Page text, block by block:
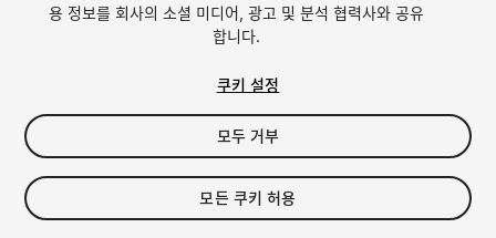
FREE
47viewsin the past week
용 정보를 회사의 소셜 미디어, 광고 및 분석 협력사와 공유
합니다.
쿠키 설정
모두 거부
모든 쿠키 허용